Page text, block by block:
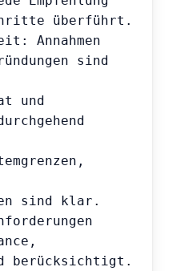
überführt.
Annahmen
sind
und
sind klar.
berücksichtigt.